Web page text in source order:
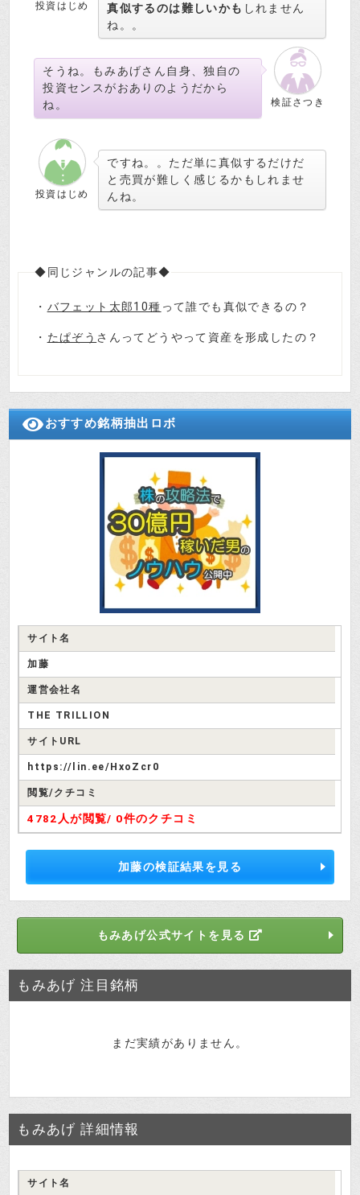
投資はじめ 真似するのは難しいかも しれません
ね。。
検証さつき
そうね。もみあげさん自身、独自の
投資センスがおありのようだから
ね。
投資はじめ
ですね。。ただ単に真似するだけだ
と売買が難しく感じるかもしれませ
んね。
◆同じジャンルの記事◆
・ バフェット太郎10種 って誰でも真似できるの？
・ たぱぞう さんってどうやって資産を形成したの？
おすすめ銘柄抽出ロボ
サイト名
加藤
運営会社名
THE TRILLION
サイトURL
https://lin.ee/HxoZcr0
閲覧/クチコミ
4782人が閲覧/ 0件のクチコミ
加藤の検証結果を見る
もみあげ公式サイトを見る
もみあげ 注目銘柄
まだ実績がありません。
もみあげ 詳細情報
サイト名